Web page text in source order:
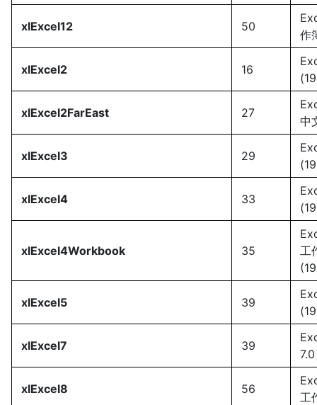
xlExcel12 50
作
xlExcel2 16
xlExcel2FarEast 27
中
xlExcel3 29
xlExcel4 33
xlExcel4Workbook 35
工
xlExcel5 39
xlExcel7 39
xlExcel8 56
工